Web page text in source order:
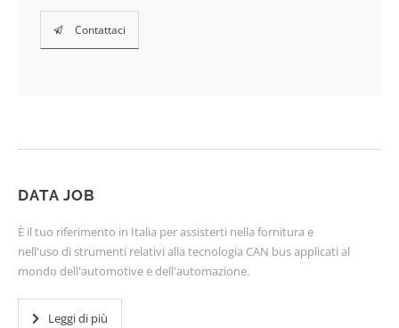
Contattaci
DATA JOB
È il tuo riferimento in Italia per assisterti nella fornitura e
nell'uso di strumenti relativi alla tecnologia CAN bus applicati al
mondo dell'automotive e dell'automazione.
Leggi di più